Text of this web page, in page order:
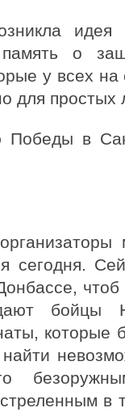
идея
память о
у всех
для простых
в
сегодня.
бойцы
которые
в